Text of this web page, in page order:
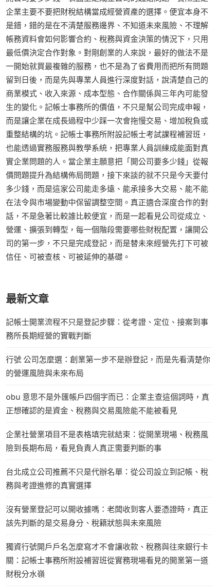
企業主要不要把財稅結構當成經營資產的選擇。便宜本身不
是錯，錯的是在不清楚服務邊界、不知道未來風險、不理解
帳務資料會如何影響合約、稅務與資金決策的情況下，只用
最低價決定合作對象。對剛創業的人來說，最好的做法不是
一開始就買最複雜的服務，也不是為了省費用而把所有問題
留到日後，而是先與專業人員進行深度對話，說清楚自己的
商業模式、收入來源、成本型態、合作關係與三年內可能發
生的變化。記帳士事務所的價值，不只是幫公司完成申報，
而是讓企業在成長過程中少踩一次會拖慢交易、增加稅負或
重整結構的坑。記帳士事務所附設記帳士考試課程補習班，
也能透過實務服務與教學系統，把專業人員訓練成能面對真
實企業問題的人。當企業主願意把「開公司要多少錢」從報
價問題提升為結構佈局問題，接下來談的就不只是今天要付
多少錢，而是這家公司能走多遠、能承接多大交易、能不能
在法令與市場變動中保留調整空間。真正適合深度合作的對
話，不是急著比較誰比較便宜，而是一起看見公司從成立、
營運、擴張到轉型，每一個階段需要哪些財稅配置，讓開公
司的第一步，不只是完成登記，而是替未來經營先打下可被
信任、可被查核、可被延伸的基礎。
最新文章
記帳士開業流程不只是登記步驟：從考證、定位、接案到事
務所長期經營的實戰判斷
行號 公司怎麼選：創業第一步不是辦登記，而是先看清楚你
的營運風險與未來布局
obu 意思不是外匯帳戶四個字而已：企業主查這個詞時，真
正想確認的是資金、稅務與交易風險能不能被看見
企業社營業項目不是表格填完就結束：從開業現場、稅務風
險到長期布局，看見負責人真正需要判斷的事
台北成立公司推薦不只是代辦名單：從公司設立到記帳、稅
務與考證進修的真實選擇
沒有營業登記可以開收據嗎：老闆收到客人要憑證時，真正
該先判斷的是交易身分、稅籍狀態與未來風險
獨資行號開戶戶名怎麼寫才不會讓收款、稅務與往來銀行卡
關：記帳士事務所附設補習班從實務現場看見的開業第一道
財稅分水嶺